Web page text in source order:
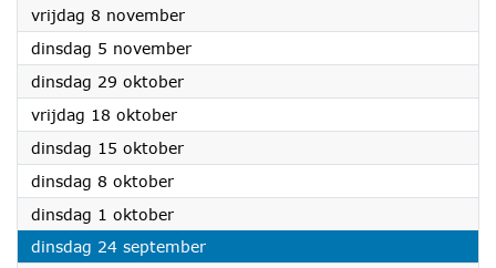
vrijdag 8 november2024
dinsdag 5 november2024
dinsdag 29 oktober2024
vrijdag 18 oktober2024
dinsdag 15 oktober2024
dinsdag 8 oktober2024
dinsdag 1 oktober2024
dinsdag 24 september2024